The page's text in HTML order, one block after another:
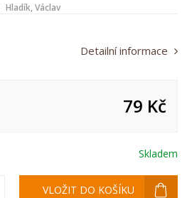
Hladík, Václav
Detailní informace
79 Kč
Skladem